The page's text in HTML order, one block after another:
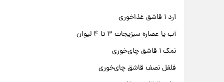
آرد ۱ قاشق غذاخوری
آب یا عصاره سبزیجات ۳ تا ۴ لیوان
نمک ۱ قاشق چای‌خوری
فلفل نصف قاشق چای‌خوری